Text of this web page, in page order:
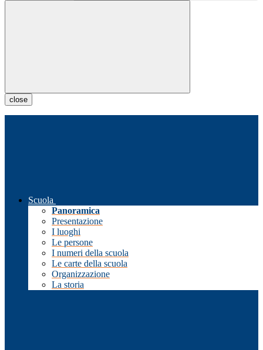
close
Scuola
Panoramica
Presentazione
I luoghi
Le persone
I numeri della scuola
Le carte della scuola
Organizzazione
La storia